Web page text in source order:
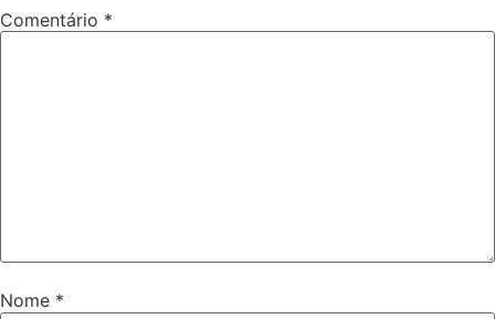
Comentário *
Nome *